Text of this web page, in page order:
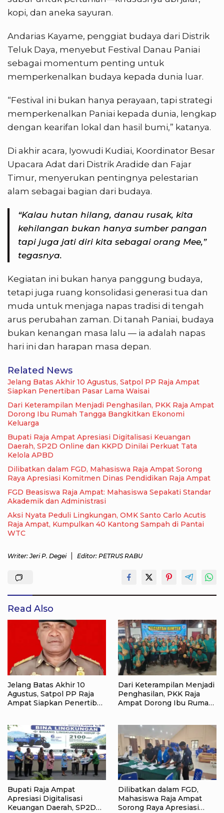
kopi, dan aneka sayuran.
Andarias Kayame, penggiat budaya dari Distrik
Teluk Daya, menyebut Festival Danau Paniai
sebagai momentum penting untuk
memperkenalkan budaya kepada dunia luar.
“Festival ini bukan hanya perayaan, tapi strategi
memperkenalkan Paniai kepada dunia, lengkap
dengan kearifan lokal dan hasil bumi,” katanya.
Di akhir acara, Iyowudi Kudiai, Koordinator Besar
Upacara Adat dari Distrik Aradide dan Fajar
Timur, menyerukan pentingnya pelestarian
alam sebagai bagian dari budaya.
“Kalau hutan hilang, danau rusak, kita
kehilangan bukan hanya sumber pangan
tapi juga jati diri kita sebagai orang Mee,”
tegasnya.
Kegiatan ini bukan hanya panggung budaya,
tetapi juga ruang konsolidasi generasi tua dan
muda untuk menjaga napas tradisi di tengah
arus perubahan zaman. Di tanah Paniai, budaya
bukan kenangan masa lalu — ia adalah napas
hari ini dan harapan masa depan.
Related News
Jelang Batas Akhir 10 Agustus, Satpol PP Raja Ampat
Siapkan Penertiban Pasar Lama Waisai
Dari Keterampilan Menjadi Penghasilan, PKK Raja Ampat
Dorong Ibu Rumah Tangga Bangkitkan Ekonomi
Keluarga
Bupati Raja Ampat Apresiasi Digitalisasi Keuangan
Daerah, SP2D Online dan KKPD Dinilai Perkuat Tata
Kelola APBD
Dilibatkan dalam FGD, Mahasiswa Raja Ampat Sorong
Raya Apresiasi Komitmen Dinas Pendidikan Raja Ampat
FGD Beasiswa Raja Ampat: Mahasiswa Sepakati Standar
Akademik dan Administrasi
Aksi Nyata Peduli Lingkungan, OMK Santo Carlo Acutis
Raja Ampat, Kumpulkan 40 Kantong Sampah di Pantai
WTC
Writer: Jeri P. Degei Editor: PETRUS RABU
Read Also
Jelang Batas Akhir 10
Agustus, Satpol PP Raja
Ampat Siapkan Penertiban
Dari Keterampilan Menjadi
Penghasilan, PKK Raja
Ampat Dorong Ibu Rumah
Bupati Raja Ampat
Apresiasi Digitalisasi
Keuangan Daerah, SP2D
Dilibatkan dalam FGD,
Mahasiswa Raja Ampat
Sorong Raya Apresiasi